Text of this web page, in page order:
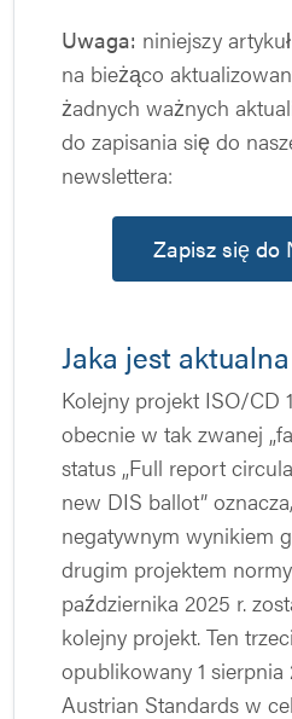
Uwaga: niniejszy
na bieżąco
żadnych ważnych
do zapisania się do
newslettera:
Zapisz się do
Jaka jest
Kolejny projekt ISO/CD
obecnie w tak zwanej
status „Full report
new DIS ballot”
negatywnym wynikiem
drugim projektem
października 2025 r.
kolejny projekt. Ten
opublikowany 1 sierpnia
Austrian Standards w